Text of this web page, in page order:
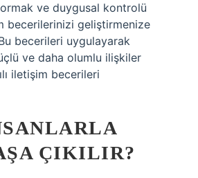
ve duygusal kontrolü
becerilerinizi geliştirmenize
becerileri uygulayarak
ve daha olumlu ilişkiler
iletişim becerileri
ÇIKILIR?